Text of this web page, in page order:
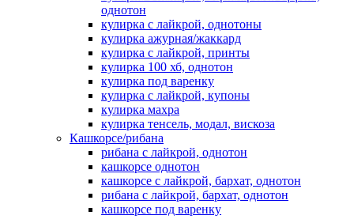
однотон
кулирка с лайкрой, однотоны
кулирка ажурная/жаккард
кулирка с лайкрой, принты
кулирка 100 хб, однотон
кулирка под варенку
кулирка с лайкрой, купоны
кулирка махра
кулирка тенсель, модал, вискоза
Кашкорсе/рибана
рибана с лайкрой, однотон
кашкорсе однотон
кашкорсе с лайкрой, бархат, однотон
рибана с лайкрой, бархат, однотон
кашкорсе под варенку